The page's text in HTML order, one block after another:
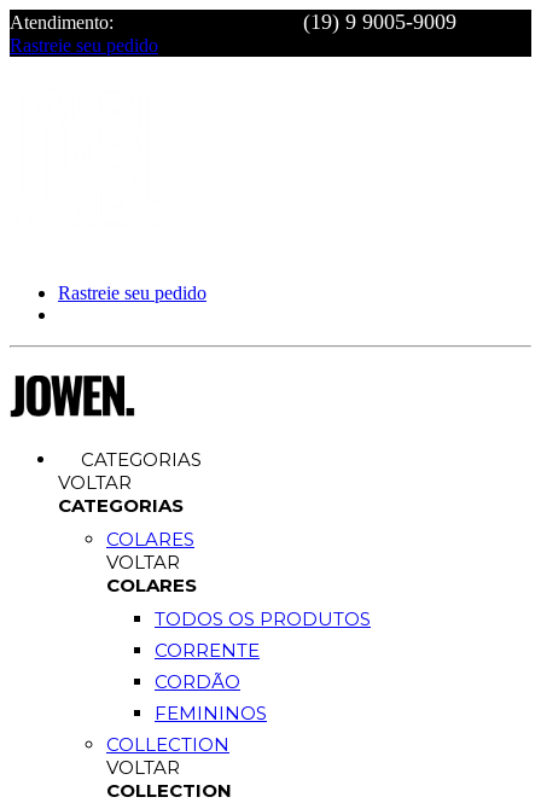
Atendimento:
Rastreie seu pedido
Rastreie seu pedido
CATEGORIAS
VOLTAR
CATEGORIAS
COLARES
VOLTAR
COLARES
TODOS OS PRODUTOS
CORRENTE
CORDÃO
FEMININOS
COLLECTION
VOLTAR
COLLECTION